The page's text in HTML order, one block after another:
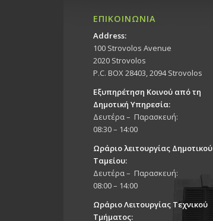
ΕΠΙΚΟΙΝΩΝΙΑ
Address:
100 Strovolos Avenue
2020 Strovolos
P.C. BOX 28403, 2094 Strovolos
Εξυπηρέτηση Κοινού από τη
Δημοτική Υπηρεσία:
Δευτέρα – Παρασκευή:
08:30 – 14:00
Ωράριο λειτουργίας Δημοτικού
Ταμείου:
Δευτέρα – Παρασκευή:
08:00 – 14:00
Ωράριο Λειτουργίας Τεχνικού
Τμήματος: